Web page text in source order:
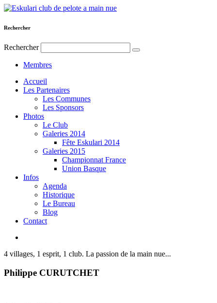
Rechercher
Rechercher
Membres
Accueil
Les Partenaires
Les Communes
Les Sponsors
Photos
Le Club
Galeries 2014
Fête Eskulari 2014
Galeries 2015
Championnat France
Union Basque
Infos
Agenda
Historique
Le Bureau
Blog
Contact
4 villages, 1 esprit, 1 club. La passion de la main nue...
Philippe CURUTCHET